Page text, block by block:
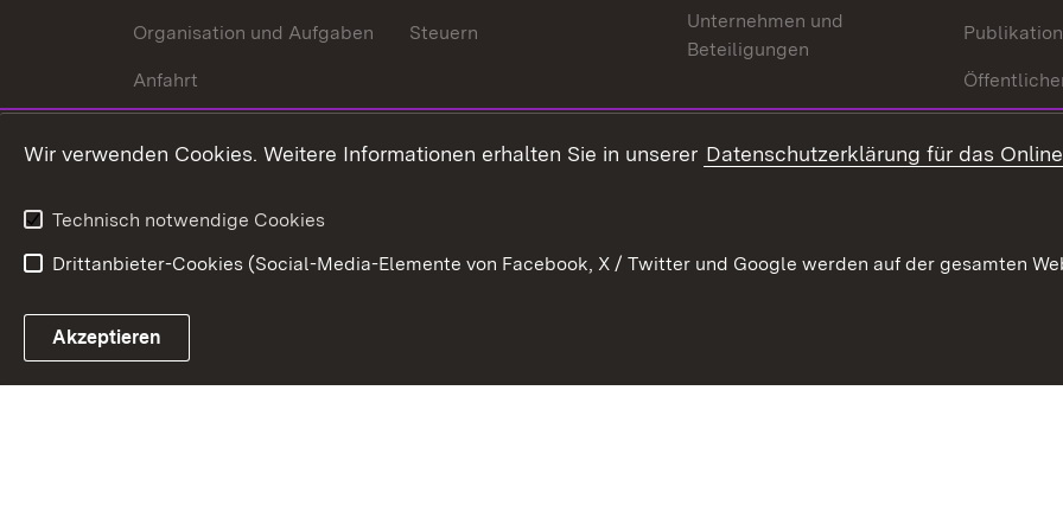
Organisation und Aufgaben
Anfahrt
Steuern
Unternehmen und
Beteiligungen
Link zum Landesportal
Wir verwenden Cookies. Weitere Informationen erhalten Sie in unserer Datenschutzerklärung für das
Technisch notwendige Cookies
Drittanbieter-Cookies (Social-Media-Elemente von Facebook, X / Twitter und Google werden auf der gesamten
Akzeptieren